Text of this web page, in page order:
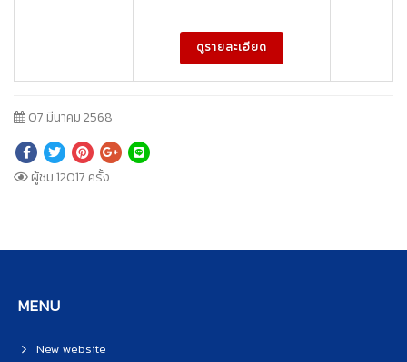
ดูรายละเอียด
07 มีนาคม 2568
ผู้ชม 12017 ครั้ง
MENU
New website